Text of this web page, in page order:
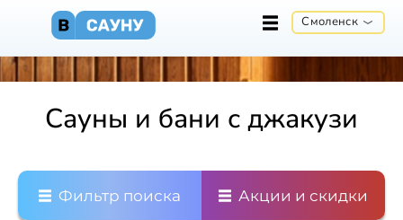
Смоленск
Сауны и бани с джакузи
Фильтр поиска Акции и скидки